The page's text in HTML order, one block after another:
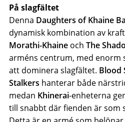
På slagfältet
Denna Daughters of Khaine
dynamisk kombination av
Morathi-Khaine och The
arméns centrum, med enorm
att dominera slagfältet. Blood
Stalkers hanterar både
medan Khinerai-enheterna
till snabbt där fienden är som